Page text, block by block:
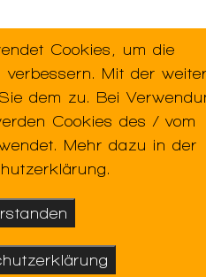
Cookies, um die
Mit der
dem zu. Bei
Cookies des / vom
Mehr dazu in der